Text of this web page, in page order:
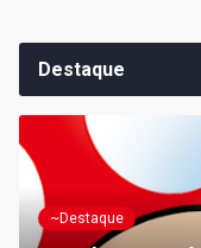
Destaque
~Destaque